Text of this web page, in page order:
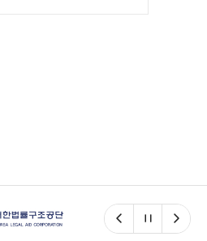
이전 일시정지다음